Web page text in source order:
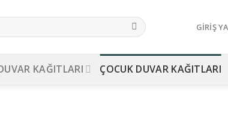
GIRIŞ
KAĞITLARI ÇOCUK DUVAR KAĞITLARI